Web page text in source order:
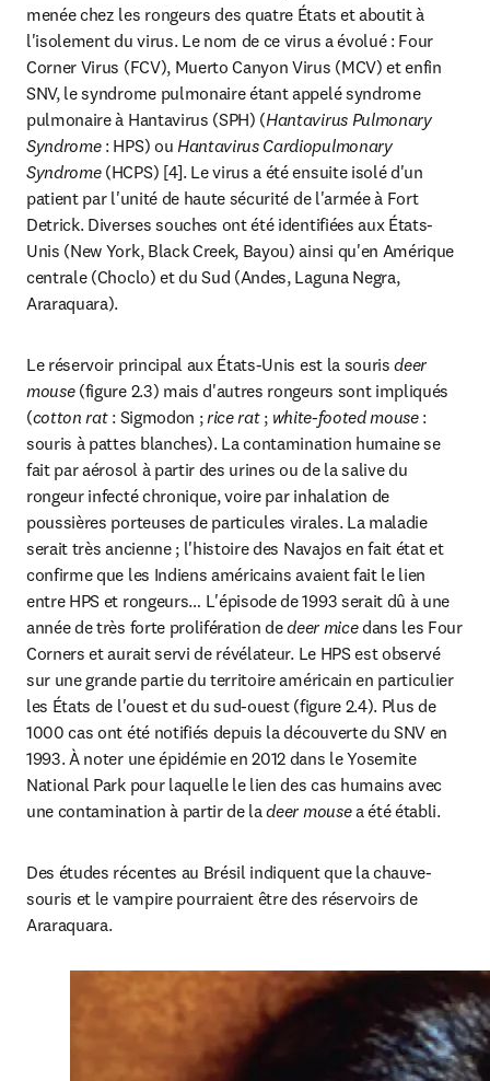
menée chez les rongeurs des quatre États et aboutit à
l'isolement du virus. Le nom de ce virus a évolué : Four
Corner Virus (FCV), Muerto Canyon Virus (MCV) et enfin
SNV, le syndrome pulmonaire étant appelé syndrome
pulmonaire à Hantavirus (SPH) (Hantavirus Pulmonary
Syndrome : HPS) ou Hantavirus Cardiopulmonary
Syndrome (HCPS) [4]. Le virus a été ensuite isolé d'un
patient par l'unité de haute sécurité de l'armée à Fort
Detrick. Diverses souches ont été identifiées aux États-
Unis (New York, Black Creek, Bayou) ainsi qu'en Amérique
centrale (Choclo) et du Sud (Andes, Laguna Negra,
Araraquara).
Le réservoir principal aux États-Unis est la souris deer
mouse (figure 2.3) mais d'autres rongeurs sont impliqués
(cotton rat : Sigmodon ; rice rat ; white-footed mouse :
souris à pattes blanches). La contamination humaine se
fait par aérosol à partir des urines ou de la salive du
rongeur infecté chronique, voire par inhalation de
poussières porteuses de particules virales. La maladie
serait très ancienne ; l'histoire des Navajos en fait état et
confirme que les Indiens américains avaient fait le lien
entre HPS et rongeurs… L'épisode de 1993 serait dû à une
année de très forte prolifération de deer mice dans les Four
Corners et aurait servi de révélateur. Le HPS est observé
sur une grande partie du territoire américain en particulier
les États de l'ouest et du sud-ouest (figure 2.4). Plus de
1000 cas ont été notifiés depuis la découverte du SNV en
1993. À noter une épidémie en 2012 dans le Yosemite
National Park pour laquelle le lien des cas humains avec
une contamination à partir de la deer mouse a été établi.
Des études récentes au Brésil indiquent que la chauve-
souris et le vampire pourraient être des réservoirs de
Araraquara.